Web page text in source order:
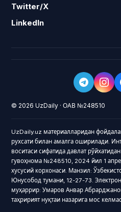
Twitter/X
LinkedIn
© 2026 UzDaily · ОАВ №248510
UzDaily.uz материалларидан
рухсати билан амалга оширилади.
воситаси сифатида давлат
гувоҳнома №248510, 2024 йил 1
хусусий корхонаси. Манзил:
Юнусобод тумани, 12-27-73.
муҳаррир: Умаров Анвар
таҳририят нуқтаи назарига мос